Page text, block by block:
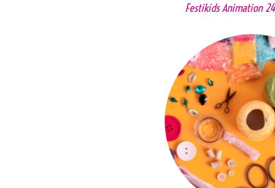
Festikids Animation